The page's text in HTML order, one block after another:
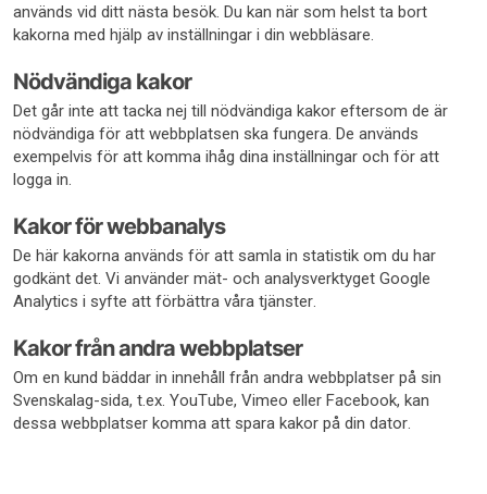
används vid ditt nästa besök. Du kan när som helst ta bort
kakorna med hjälp av inställningar i din webbläsare.
Nödvändiga kakor
Det går inte att tacka nej till nödvändiga kakor eftersom de är
nödvändiga för att webbplatsen ska fungera. De används
exempelvis för att komma ihåg dina inställningar och för att
logga in.
Kakor för webbanalys
De här kakorna används för att samla in statistik om du har
godkänt det. Vi använder mät- och analysverktyget Google
Analytics i syfte att förbättra våra tjänster.
Kakor från andra webbplatser
Om en kund bäddar in innehåll från andra webbplatser på sin
Svenskalag-sida, t.ex. YouTube, Vimeo eller Facebook, kan
dessa webbplatser komma att spara kakor på din dator.